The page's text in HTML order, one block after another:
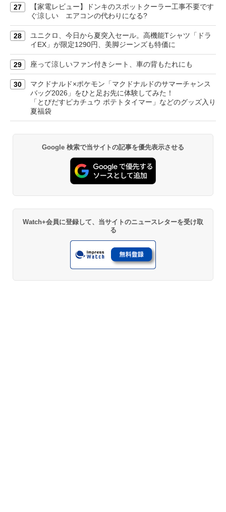
27
【家電レビュー】ドンキのスポットクーラー工事不要です
ぐ涼しい エアコンの代わりになる?
28
ユニクロ、今日から夏突入セール。高機能Tシャツ「ドラ
イEX」が限定1290円、美脚ジーンズも特価に
29 座って涼しいファン付きシート、車の背もたれにも
30
マクドナルド×ポケモン「マクドナルドのサマーチャンス
バッグ2026」をひと足お先に体験してみた！
「とびだすピカチュウ ポテトタイマー」などのグッズ入り
夏福袋
Google 検索で当サイトの記事を優先表示させる
Watch+会員に登録して、当サイトのニュースレターを受け取
る